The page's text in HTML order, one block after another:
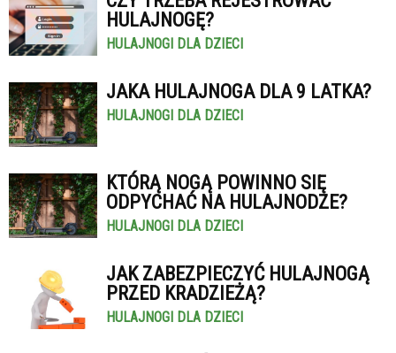
HULAJNOGĘ?
HULAJNOGI DLA DZIECI
JAKA HULAJNOGA DLA 9 LATKA?
HULAJNOGI DLA DZIECI
KTÓRĄ NOGĄ POWINNO SIĘ
ODPYCHAĆ NA HULAJNODZE?
HULAJNOGI DLA DZIECI
JAK ZABEZPIECZYĆ HULAJNOGĄ
PRZED KRADZIEŻĄ?
HULAJNOGI DLA DZIECI